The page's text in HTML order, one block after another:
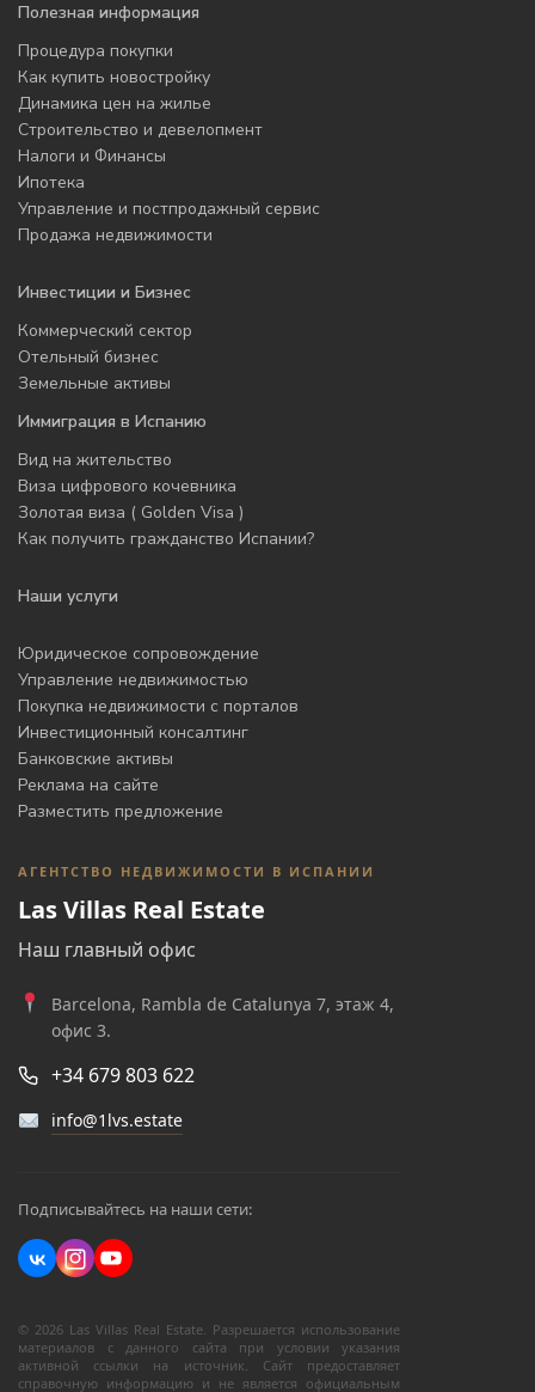
Полезная информация
Процедура покупки
Как купить новостройку
Динамика цен на жилье
Строительство и девелопмент
Налоги и Финансы
Ипотека
Управление и постпродажный сервис
Продажа недвижимости
Инвестиции и Бизнес
Коммерческий сектор
Отельный бизнес
Земельные активы
Иммиграция в Испанию
Вид на жительство
Виза цифрового кочевника
Золотая виза ( Golden Visa )
Как получить гражданство Испании?
Наши услуги
Юридическое сопровождение
Управление недвижимостью
Покупка недвижимости с порталов
Инвестиционный консалтинг
Банковские активы
Реклама на сайте
Разместить предложение
АГЕНТСТВО НЕДВИЖИМОСТИ В ИСПАНИИ
Las Villas Real Estate
Наш главный офис
Barcelona, Rambla de Catalunya 7, этаж 4,
офис 3.
+34 679 803 622
info@1lvs.estate
Подписывайтесь на наши сети:
© 2026 Las Villas Real Estate. Разрешается использование
материалов с данного сайта при условии указания
активной ссылки на источник. Сайт предоставляет
справочную информацию и не является официальным